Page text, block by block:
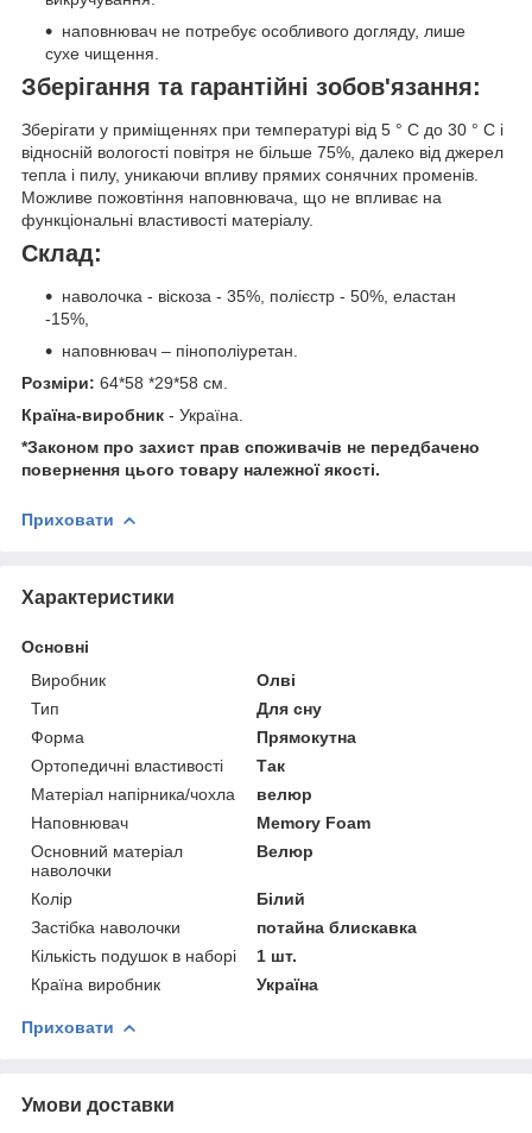
наповнювач не потребує особливого догляду, лише
сухе чищення.
Зберігання та гарантійні зобов'язання:
Зберігати у приміщеннях при температурі від 5 ° С до 30 ° С і
відносній вологості повітря не більше 75%, далеко від джерел
тепла і пилу, уникаючи впливу прямих сонячних променів.
Можливе пожовтіння наповнювача, що не впливає на
функціональні властивості матеріалу.
Склад:
наволочка - віскоза - 35%, полієстр - 50%, еластан
-15%,
наповнювач – пінополіуретан.
Розміри: 64*58 *29*58 см.
Країна-виробник - Україна.
*Законом про захист прав споживачів не передбачено
повернення цього товару належної якості.
Приховати
Характеристики
Основні
Виробник
Олві
Тип
Для сну
Форма
Прямокутна
Ортопедичні властивості
Так
Матеріал напірника/чохла
велюр
Наповнювач
Memory Foam
Основний матеріал
наволочки
Велюр
Колір
Білий
Застібка наволочки
потайна блискавка
Кількість подушок в наборі
1 шт.
Країна виробник
Україна
Приховати
Умови доставки